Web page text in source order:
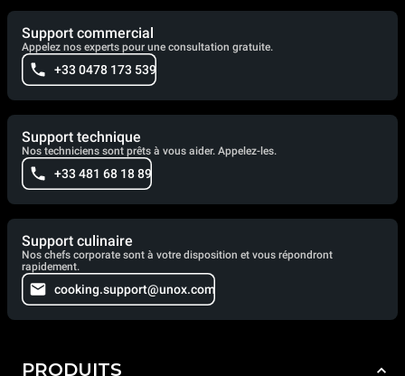
Support commercial
Appelez nos experts pour une consultation gratuite.
+33 0478 173 539
Support technique
Nos techniciens sont prêts à vous aider. Appelez-les.
+33 481 68 18 89
Support culinaire
Nos chefs corporate sont à votre disposition et vous répondront
rapidement.
cooking.support@unox.com
PRODUITS